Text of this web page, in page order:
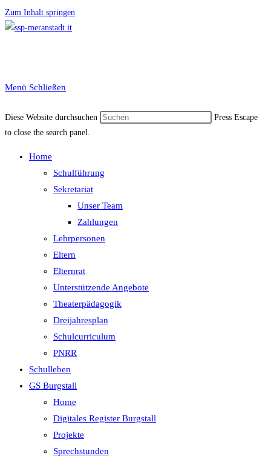
Zum Inhalt springen
Menü Schließen
Diese Website durchsuchen
Press Escape
to close the search panel.
Home
Schulführung
Sekretariat
Unser Team
Zahlungen
Lehrpersonen
Eltern
Elternrat
Unterstützende Angebote
Theaterpädagogik
Dreijahresplan
Schulcurriculum
PNRR
Schulleben
GS Burgstall
Home
Digitales Register Burgstall
Projekte
Sprechstunden